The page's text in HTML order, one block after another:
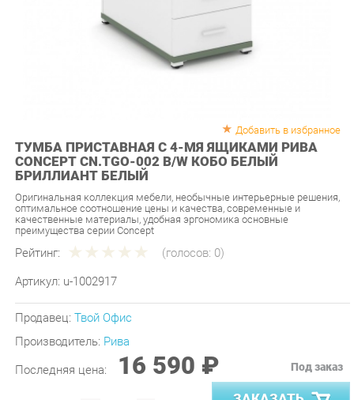
ТУМБА ПРИСТАВНАЯ С 4-МЯ ЯЩИКАМИ РИВА
CONCEPT CN.TGO-002 B/W КОБО БЕЛЫЙ
БРИЛЛИАНТ БЕЛЫЙ
Оригинальная коллекция мебели, необычные интерьерные решения,
качественные материалы, удобная эргономика основные
преимущества серии Concept
Рейтинг: (голосов:0)
Артикул: u-1002917
Продавец: Твой Офис
Производитель:Рива
Последняя цена: 16 590 ₽
- +
ЗАКАЗАТЬ